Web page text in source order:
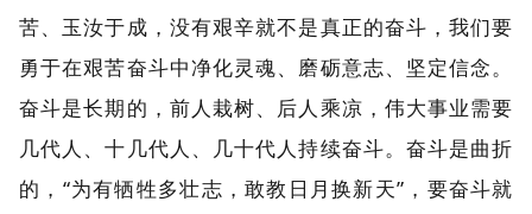
苦、玉汝于成，没有艰辛就不是真正的奋斗，我们要
勇于在艰苦奋斗中净化灵魂、磨砺意志、坚定信念。
奋斗是长期的，前人栽树、后人乘凉，伟大事业需要
几代人、十几代人、几十代人持续奋斗。奋斗是曲折
的，“为有牺牲多壮志，敢教日月换新天”，要奋斗就